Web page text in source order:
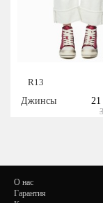
R13
Джинсы
21
О нас
Гарантия